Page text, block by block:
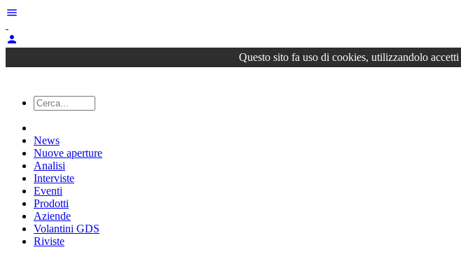
menu
person
Questo sito fa uso di cookies, utilizzandolo accetti
News
Nuove aperture
Analisi
Interviste
Eventi
Prodotti
Aziende
Volantini GDS
Riviste